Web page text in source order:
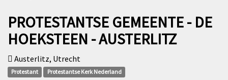
PROTESTANTSE GEMEENTE - DE
HOEKSTEEN - AUSTERLITZ
Austerlitz, Utrecht
Protestant Protestantse Kerk Nederland